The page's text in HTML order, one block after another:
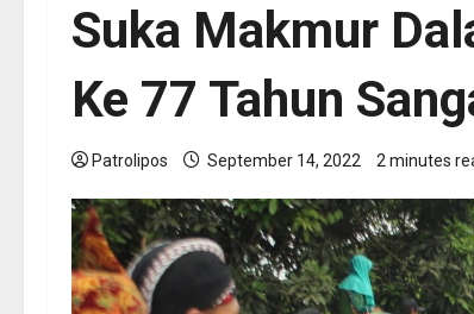
Suka Makmur
Ke 77 Tahun
Patrolipos September 14, 2022 2 minutes